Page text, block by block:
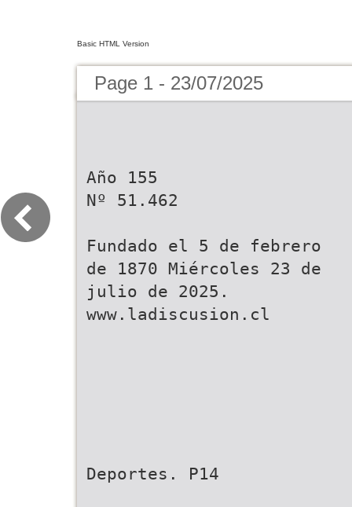
Basic HTML Version
Page 1 - 23/07/2025
Año 155
Nº 51.462
Fundado el 5 de febrero
de 1870 Miércoles 23 de
julio de 2025.
www.ladiscusion.cl
Deportes. P14